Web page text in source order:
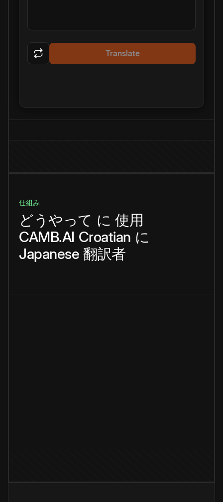
Translate
仕組み
どうやって に 使用
CAMB.AI Croatian に
Japanese 翻訳者